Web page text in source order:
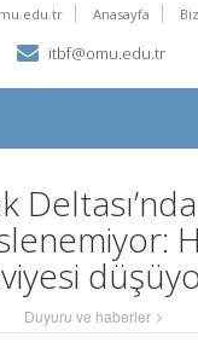
Anasayfa
itbf@omu.edu.tr
Duyuru ve haberler